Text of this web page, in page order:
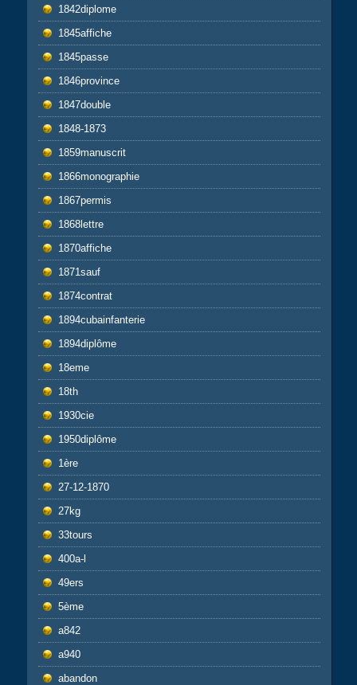
1842diplome
1845affiche
1845passe
1846province
1847double
1848-1873
1859manuscrit
1866monographie
1867permis
1868lettre
1870affiche
1871sauf
1874contrat
1894cubainfanterie
1894diplôme
18eme
18th
1930cie
1950diplôme
1ère
27-12-1870
27kg
33tours
400a-l
49ers
5ème
a842
a940
abandon